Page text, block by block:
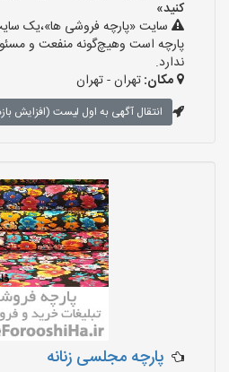
کنید»
سایت «پارچه فروشی ها»،یک
پارچه است وهیچ‌گونه منفعت و
ندارد.
مکان:تهران - تهران
انتقال آگهی به اول لیست (افزایش
پارچه مجلسی زنانه